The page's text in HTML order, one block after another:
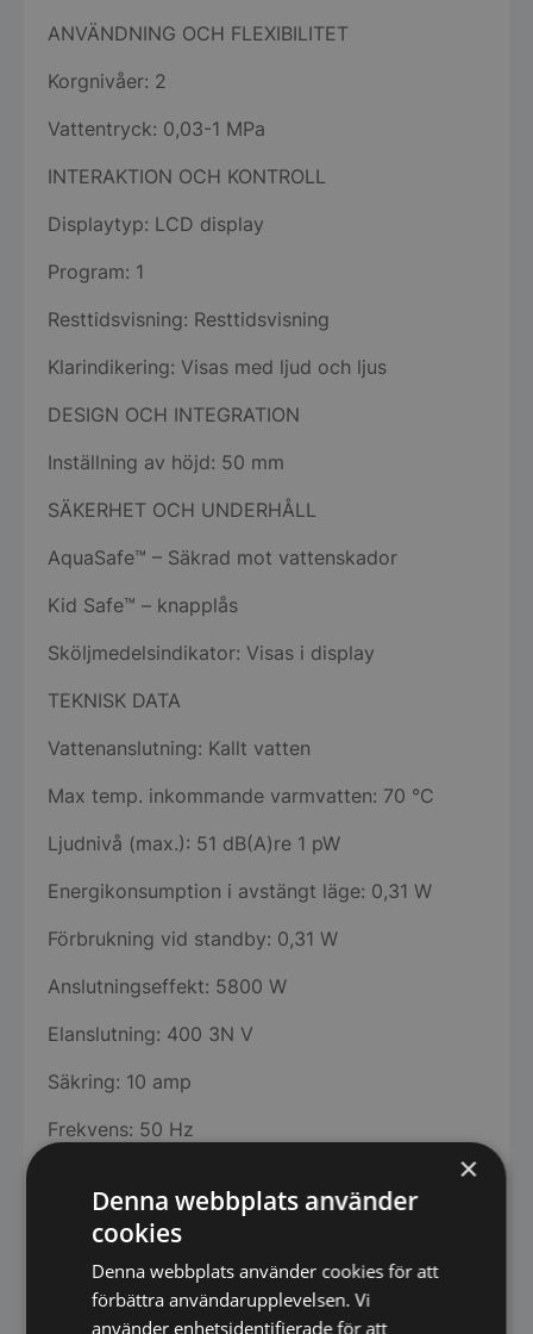
ANVÄNDNING OCH FLEXIBILITET
Korgnivåer: 2
Vattentryck: 0,03-1 MPa
INTERAKTION OCH KONTROLL
Displaytyp: LCD display
Program: 1
Resttidsvisning: Resttidsvisning
Klarindikering: Visas med ljud och ljus
DESIGN OCH INTEGRATION
Inställning av höjd: 50 mm
SÄKERHET OCH UNDERHÅLL
AquaSafe™ – Säkrad mot vattenskador
Kid Safe™ – knapplås
Sköljmedelsindikator: Visas i display
TEKNISK DATA
Vattenanslutning: Kallt vatten
Max temp. inkommande varmvatten: 70 °C
Ljudnivå (max.): 51 dB(A)re 1 pW
Energikonsumption i avstängt läge: 0,31 W
Förbrukning vid standby: 0,31 W
Anslutningseffekt: 5800 W
Elanslutning: 400 3N V
Säkring: 10 amp
Frekvens: 50 Hz
Nettovikt:73 kg
DIMENSIONER
Mått: (H×B×D)85 × 60 × 59,6 cm
×
Denna webbplats använder
cookies
Denna webbplats använder cookies för att
förbättra användarupplevelsen. Vi
använder enhetsidentifierade för att